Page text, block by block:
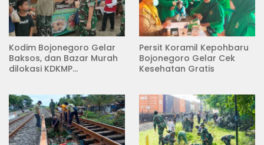
Kodim Bojonegoro Gelar
Baksos, dan Bazar Murah
dilokasi KDKMP
Persit Koramil Kepohbaru
Bojonegoro Gelar Cek
Kesehatan Gratis